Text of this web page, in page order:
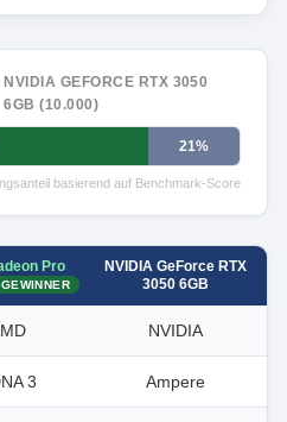
NVIDIA GEFORCE RTX 3050
6GB (10.000)
21%
basierend auf Benchmark-Score
Pro
GEWINNER
NVIDIA GeForce RTX
3050 6GB
NVIDIA
3 Ampere